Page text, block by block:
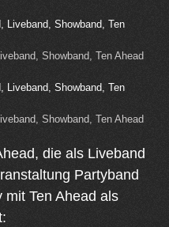
Showband, Ten Ahead
Showband, Ten Ahead
die als Liveband
Partyband
mit Ten Ahead als